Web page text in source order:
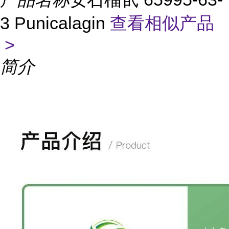
3 Punicalagin 查看相似产品
>
简介